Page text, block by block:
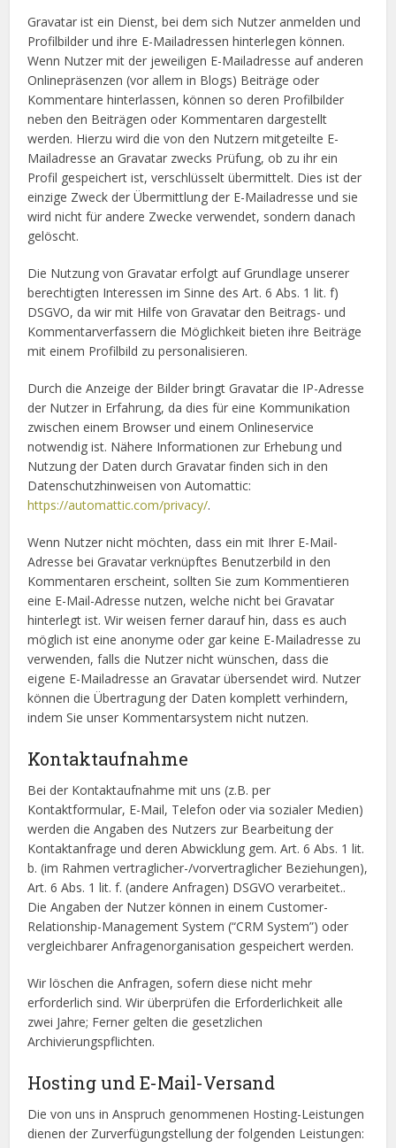
Gravatar ist ein Dienst, bei dem sich Nutzer anmelden und
Profilbilder und ihre E-Mailadressen hinterlegen können.
Wenn Nutzer mit der jeweiligen E-Mailadresse auf anderen
Onlinepräsenzen (vor allem in Blogs) Beiträge oder
Kommentare hinterlassen, können so deren Profilbilder
neben den Beiträgen oder Kommentaren dargestellt
werden. Hierzu wird die von den Nutzern mitgeteilte E-
Mailadresse an Gravatar zwecks Prüfung, ob zu ihr ein
Profil gespeichert ist, verschlüsselt übermittelt. Dies ist der
einzige Zweck der Übermittlung der E-Mailadresse und sie
wird nicht für andere Zwecke verwendet, sondern danach
gelöscht.
Die Nutzung von Gravatar erfolgt auf Grundlage unserer
berechtigten Interessen im Sinne des Art. 6 Abs. 1 lit. f)
DSGVO, da wir mit Hilfe von Gravatar den Beitrags- und
Kommentarverfassern die Möglichkeit bieten ihre Beiträge
mit einem Profilbild zu personalisieren.
Durch die Anzeige der Bilder bringt Gravatar die IP-Adresse
der Nutzer in Erfahrung, da dies für eine Kommunikation
zwischen einem Browser und einem Onlineservice
notwendig ist. Nähere Informationen zur Erhebung und
Nutzung der Daten durch Gravatar finden sich in den
Datenschutzhinweisen von Automattic:
https://automattic.com/privacy/.
Wenn Nutzer nicht möchten, dass ein mit Ihrer E-Mail-
Adresse bei Gravatar verknüpftes Benutzerbild in den
Kommentaren erscheint, sollten Sie zum Kommentieren
eine E-Mail-Adresse nutzen, welche nicht bei Gravatar
hinterlegt ist. Wir weisen ferner darauf hin, dass es auch
möglich ist eine anonyme oder gar keine E-Mailadresse zu
verwenden, falls die Nutzer nicht wünschen, dass die
eigene E-Mailadresse an Gravatar übersendet wird. Nutzer
können die Übertragung der Daten komplett verhindern,
indem Sie unser Kommentarsystem nicht nutzen.
Kontaktaufnahme
Bei der Kontaktaufnahme mit uns (z.B. per
Kontaktformular, E-Mail, Telefon oder via sozialer Medien)
werden die Angaben des Nutzers zur Bearbeitung der
Kontaktanfrage und deren Abwicklung gem. Art. 6 Abs. 1 lit.
b. (im Rahmen vertraglicher-/vorvertraglicher Beziehungen),
Art. 6 Abs. 1 lit. f. (andere Anfragen) DSGVO verarbeitet..
Die Angaben der Nutzer können in einem Customer-
Relationship-Management System (“CRM System”) oder
vergleichbarer Anfragenorganisation gespeichert werden.
Wir löschen die Anfragen, sofern diese nicht mehr
erforderlich sind. Wir überprüfen die Erforderlichkeit alle
zwei Jahre; Ferner gelten die gesetzlichen
Archivierungspflichten.
Hosting und E-Mail-Versand
Die von uns in Anspruch genommenen Hosting-Leistungen
dienen der Zurverfügungstellung der folgenden Leistungen: